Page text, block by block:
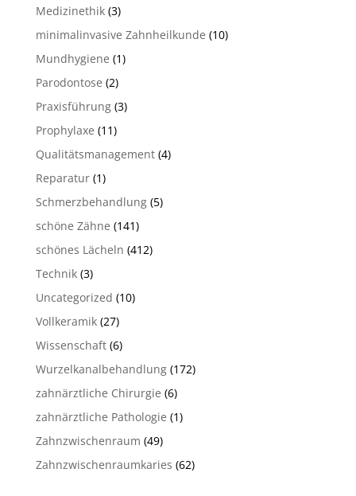
Medizinethik(3)
minimalinvasive Zahnheilkunde (10)
Mundhygiene (1)
Parodontose (2)
Praxisführung(3)
Prophylaxe (11)
Qualitätsmanagement(4)
Reparatur(1)
Schmerzbehandlung(5)
schöne Zähne (141)
schönes Lächeln (412)
Technik(3)
Uncategorized (10)
Vollkeramik(27)
Wissenschaft(6)
Wurzelkanalbehandlung(172)
zahnärztliche Chirurgie (6)
zahnärztliche Pathologie (1)
Zahnzwischenraum (49)
Zahnzwischenraumkaries (62)